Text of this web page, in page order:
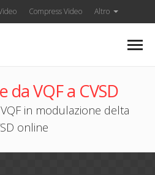
Compress Video Altro
da VQF a CVSD
in modulazione delta
online